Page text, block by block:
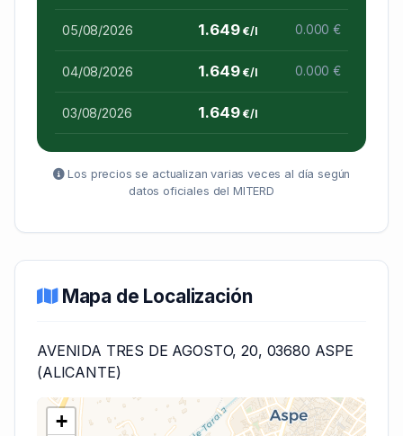
05/08/2026 1.649€/l 0.000 €
04/08/2026 1.649€/l 0.000 €
03/08/2026 1.649€/l
Los precios se actualizan varias veces al día según
datos oficiales del MITERD
Mapa de Localización
AVENIDA TRES DE AGOSTO, 20, 03680 ASPE
(ALICANTE)
+